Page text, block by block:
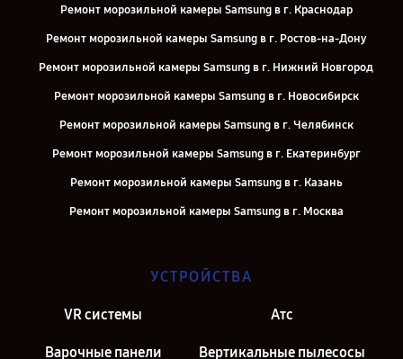
Ремонт морозильной камеры Samsung в г. Краснодар
Ремонт морозильной камеры Samsung в г. Ростов-на-Дону
Ремонт морозильной камеры Samsung в г. Нижний Новгород
Ремонт морозильной камеры Samsung в г. Новосибирск
Ремонт морозильной камеры Samsung в г. Челябинск
Ремонт морозильной камеры Samsung в г. Екатеринбург
Ремонт морозильной камеры Samsung в г. Казань
Ремонт морозильной камеры Samsung в г. Москва
УСТРОЙСТВА
VR системы Атс
Варочные панели Вертикальные пылесосы